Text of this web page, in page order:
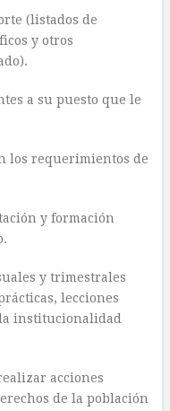
(listados de
y otros
a su puesto que le
los requerimientos de
y formación
y trimestrales
lecciones
institucionalidad
acciones
de la población